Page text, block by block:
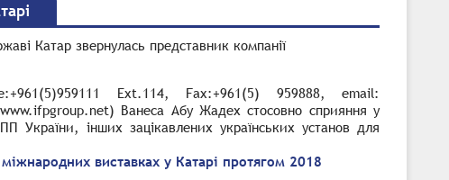
Катар звернулась представник компанії
Ext.114, Fax:+961(5) 959888, email:
Ванеса Абу Жадех стосовно сприяння у
України, інших зацікавлених українських установ для
виставках у Катарі протягом 2018